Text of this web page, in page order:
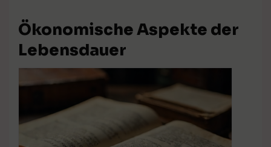
Ökonomische Aspekte der
Lebensdauer